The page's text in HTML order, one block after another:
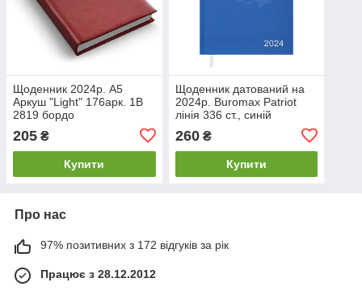
Щоденник 2024р. А5
Аркуш "Light" 176арк. 1В
2819 бордо
205 ₴
Купити
Щоденник датований на
2024р. Buromax Patriot
лінія 336 ст., синій
260₴
Купити
Про нас
97% позитивних з 172 відгуків за рік
Працює з 28.12.2012